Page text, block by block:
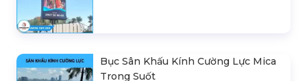
Bục Sân Khấu Kính Cường Lực Mica
Trong Suốt